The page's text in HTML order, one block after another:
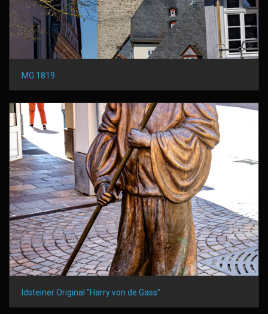
MG 1819
Idsteiner Original "Harry von de Gass"